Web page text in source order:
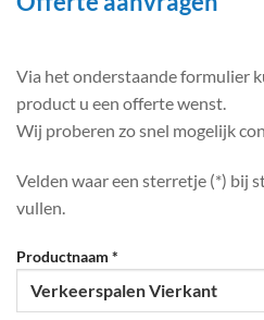
Via het onderstaande formulier
product u een offerte wenst.
Wij proberen zo snel mogelijk
Velden waar een sterretje (*) bij
vullen.
Productnaam *